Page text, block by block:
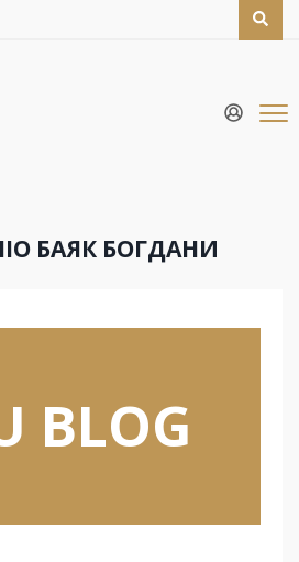
БАЯК БОГДАНИ
BLOG